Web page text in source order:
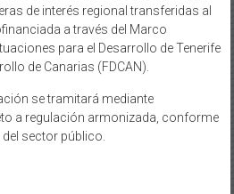
de interés regional transferidas al
a través del Marco
para el Desarrollo de Tenerife
de Canarias (FDCAN).
se tramitará mediante
a regulación armonizada, conforme
sector público.